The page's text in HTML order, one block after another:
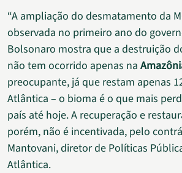
“A ampliação do desmatamento da
observada no primeiro ano do
Bolsonaro mostra que a destruição
não tem ocorrido apenas na
preocupante, já que restam apenas
Atlântica – o bioma é o que mais
país até hoje. A recuperação e
porém, não é incentivada, pelo
Mantovani, diretor de Políticas
Atlântica.